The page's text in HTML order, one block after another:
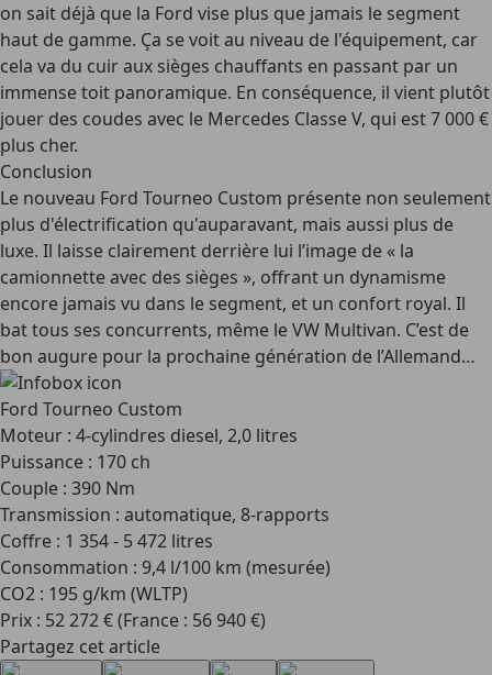
on sait déjà que la Ford vise plus que jamais le segment
haut de gamme. Ça se voit au niveau de l'équipement, car
cela va du cuir aux sièges chauffants en passant par un
immense toit panoramique. En conséquence, il vient plutôt
jouer des coudes avec le Mercedes Classe V, qui est 7 000 €
plus cher.
Conclusion
Le nouveau Ford Tourneo Custom présente non seulement
plus d'électrification qu'auparavant, mais aussi plus de
luxe. Il laisse clairement derrière lui l’image de « la
camionnette avec des sièges », offrant un dynamisme
encore jamais vu dans le segment, et un confort royal. Il
bat tous ses concurrents, même le VW Multivan. C’est de
bon augure pour la prochaine génération de l’Allemand…
Ford Tourneo Custom
Moteur : 4-cylindres diesel, 2,0 litres
Puissance : 170 ch
Couple : 390 Nm
Transmission : automatique, 8-rapports
Coffre : 1 354 - 5 472 litres
Consommation : 9,4 l/100 km (mesurée)
CO2 : 195 g/km (WLTP)
Prix : 52 272 € (France : 56 940 €)
Partagez cet article